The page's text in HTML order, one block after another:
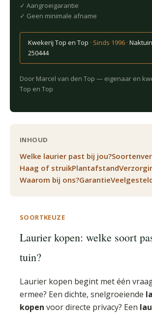
✓ Aangroeigarantie
✓ Geen minimale afname
Kwekerij Top en Top · Sinds 1996 ·
250444
Door Marcel van den Top — eigenaar en
Top en Top
INHOUD
Welke laurier past bij jou?
Haag of struikPlantafstand
Waarom bij ons?Garantie
SOORTKEUZE
Laurier kopen: welke soort
tuin?
Laurier kopen begint met één
ermee? Een dichte, snelgroeiende
kopen voor directe privacy? Een